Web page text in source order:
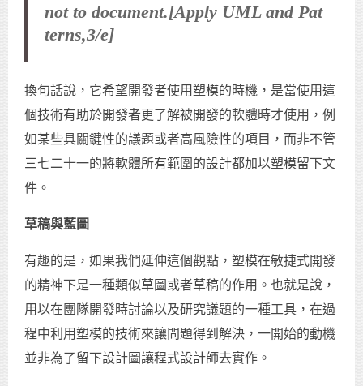
not to document.[Apply UML and Pat
terns,3/e]
換句話說，它希望開發者使用塑模的時機，是當使用這
個技術有助於開發者更了解被開發的軟體時才使用，例
如某些具關鍵性的議題或者高風險性的項目，而非不管
三七二十一的將軟體所有範圍的設計都加以塑模留下文
件。
草稿與藍圖
有趣的是，如果我們延伸這個觀點，塑模在敏捷式開發
的精神下是一種類似草圖或者草稿的作用。也就是說，
用以在團隊開發時討論以及研究議題的一種工具，在過
程中利用塑模的技術來讓問題得到解決，一開始的動機
並非為了留下設計圖讓程式設計師去實作。